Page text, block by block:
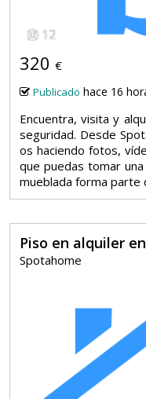
12
320 €
Publicado hace 16
Encuentra, visita y
seguridad. Desde
os haciendo fotos,
que puedas tomar
mueblada forma parte
Piso en alquiler
Spotahome